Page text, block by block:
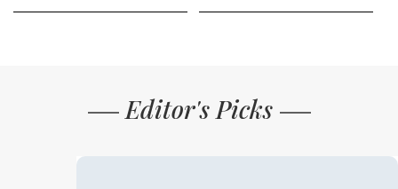
Editor's Picks